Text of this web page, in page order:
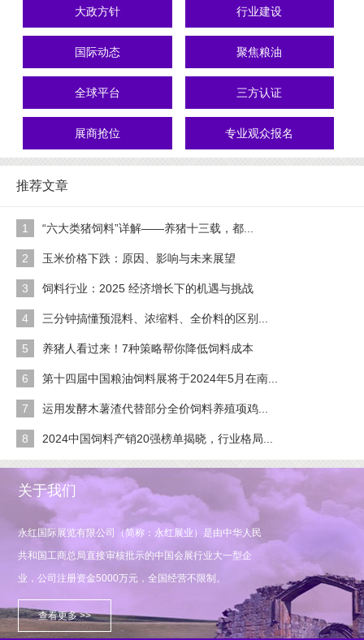
大政方针 行业建设
国际动态 聚焦粮油
全球平台 三方认证
展商抢位 专业观众报名
推荐文章
1 “六大类猪饲料”详解——养猪十三载，都...
2 玉米价格下跌：原因、影响与未来展望
3 饲料行业：2025 经济增长下的机遇与挑战
4 三分钟搞懂预混料、浓缩料、全价料的区别...
5 养猪人看过来！7种策略帮你降低饲料成本
6 第十四届中国粮油饲料展将于2024年5月在南...
7 运用发酵木薯渣代替部分全价饲料养殖项鸡...
8 2024中国饲料产销20强榜单揭晓，行业格局...
关于我们
永红国际展览有限公司（简称：永红展业）是由中华人民
共和国工商总局直接审核批示的中国会展行业大一型企
业，公司注册资金5000万元，全国经营不限制。
查看更多 >>